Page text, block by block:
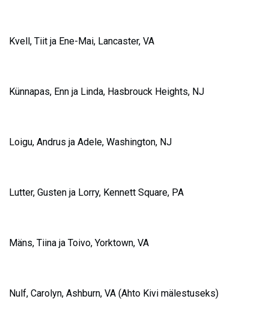
Kvell, Tiit ja Ene-Mai, Lancaster, VA
Künnapas, Enn ja Linda, Hasbrouck Heights, NJ
Loigu, Andrus ja Adele, Washington, NJ
Lutter, Gusten ja Lorry, Kennett Square, PA
Mäns, Tiina ja Toivo, Yorktown, VA
Nulf, Carolyn, Ashburn, VA (Ahto Kivi mälestuseks)